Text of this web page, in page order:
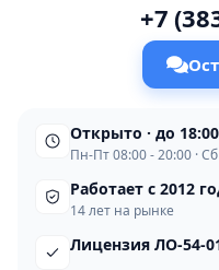
+7
Открыто · до 18:00
Пн-Пт 08:00 - 20:00 ·
Работает с 2012
14 лет на рынке
Лицензия ЛО-54-